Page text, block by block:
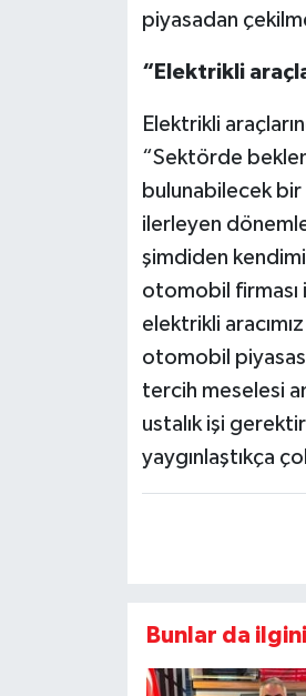
piyasadan
“Elektrikli
Elektrikli
“Sektörde
bulunabilecek
ilerleyen
şimdiden
otomobil firması
elektrikli
otomobil
tercih meselesi
ustalık işi
yaygınlaştıkça
Bunlar da